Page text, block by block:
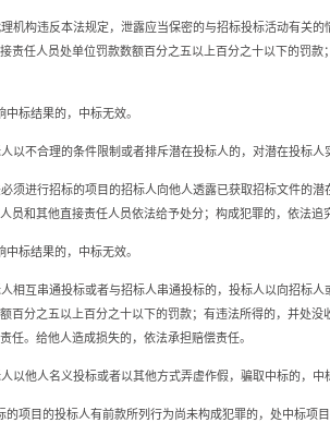
机构违反本法规定，泄露应当保密的与招标投标活动有关
责任人员处单位罚款数额百分之五以上百分之十以下的罚
标结果的，中标无效。
以不合理的条件限制或者排斥潜在投标人的，对潜在投标
须进行招标的项目的招标人向他人透露已获取招标文件的
员和其他直接责任人员依法给予处分；构成犯罪的，依法追
标结果的，中标无效。
相互串通投标或者与招标人串通投标的，投标人以向招标
百分之五以上百分之十以下的罚款；有违法所得的，并处
任。给他人造成损失的，依法承担赔偿责任。
以他人名义投标或者以其他方式弄虚作假，骗取中标的，
的项目的投标人有前款所列行为尚未构成犯罪的，处中标项